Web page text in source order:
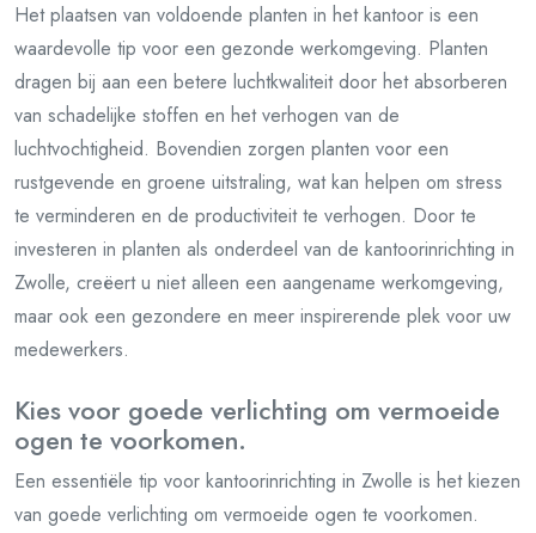
Het plaatsen van voldoende planten in het kantoor is een
waardevolle tip voor een gezonde werkomgeving. Planten
dragen bij aan een betere luchtkwaliteit door het absorberen
van schadelijke stoffen en het verhogen van de
luchtvochtigheid. Bovendien zorgen planten voor een
rustgevende en groene uitstraling, wat kan helpen om stress
te verminderen en de productiviteit te verhogen. Door te
investeren in planten als onderdeel van de kantoorinrichting in
Zwolle, creëert u niet alleen een aangename werkomgeving,
maar ook een gezondere en meer inspirerende plek voor uw
medewerkers.
Kies voor goede verlichting om vermoeide
ogen te voorkomen.
Een essentiële tip voor kantoorinrichting in Zwolle is het kiezen
van goede verlichting om vermoeide ogen te voorkomen.